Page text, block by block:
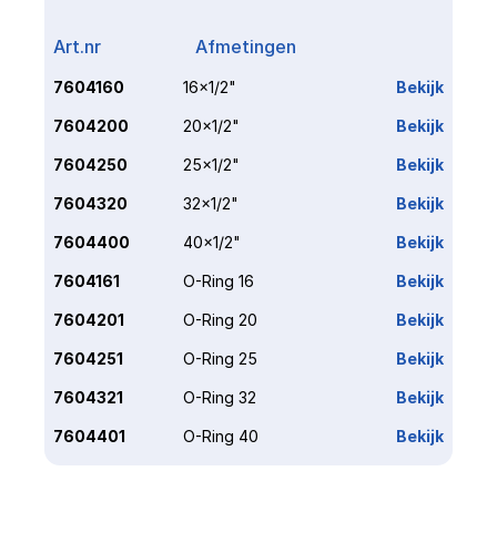
Art.nr Afmetingen
7604160 16x1/2" Bekijk
7604200 20x1/2" Bekijk
7604250 25x1/2" Bekijk
7604320 32x1/2" Bekijk
7604400 40x1/2" Bekijk
7604161 O-Ring 16 Bekijk
7604201 O-Ring 20 Bekijk
7604251 O-Ring 25 Bekijk
7604321 O-Ring 32 Bekijk
7604401 O-Ring 40 Bekijk